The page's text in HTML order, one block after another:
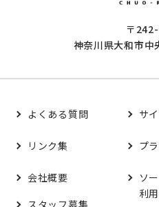
〒
神奈川県大和市中
よくある質問 サ
リンク集 プ
会社概要
ソ
利
スタッフ募集